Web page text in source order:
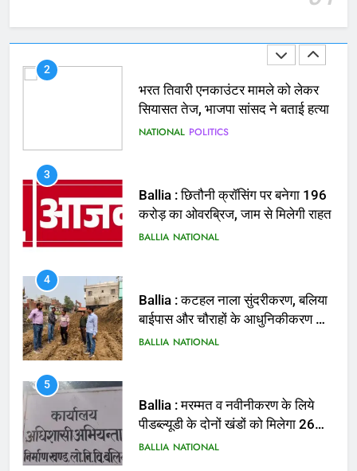
सियासत तेज, भाजपा सांसद ने बताई हत्या
NATIONAL POLITICS
3
Ballia : छितौनी क्रॉसिंग पर बनेगा 196
करोड़ का ओवरब्रिज, जाम से मिलेगी राहत
BALLIA NATIONAL
4
Ballia : कटहल नाला सुंदरीकरण, बलिया
बाईपास और चौराहों के आधुनिकीकरण की
तैयारी तेज
BALLIA NATIONAL
5
Ballia : मरम्मत व नवीनीकरण के लिये
पीडब्ल्यूडी के दोनों खंडों को मिलेगा 26
करोड़
BALLIA NATIONAL
6
Ballia : 110 फीट ऊंचे तिरंगे के सम्मान
में बलिया में निकला तिरंगा यात्रा
BALLIA NATIONAL